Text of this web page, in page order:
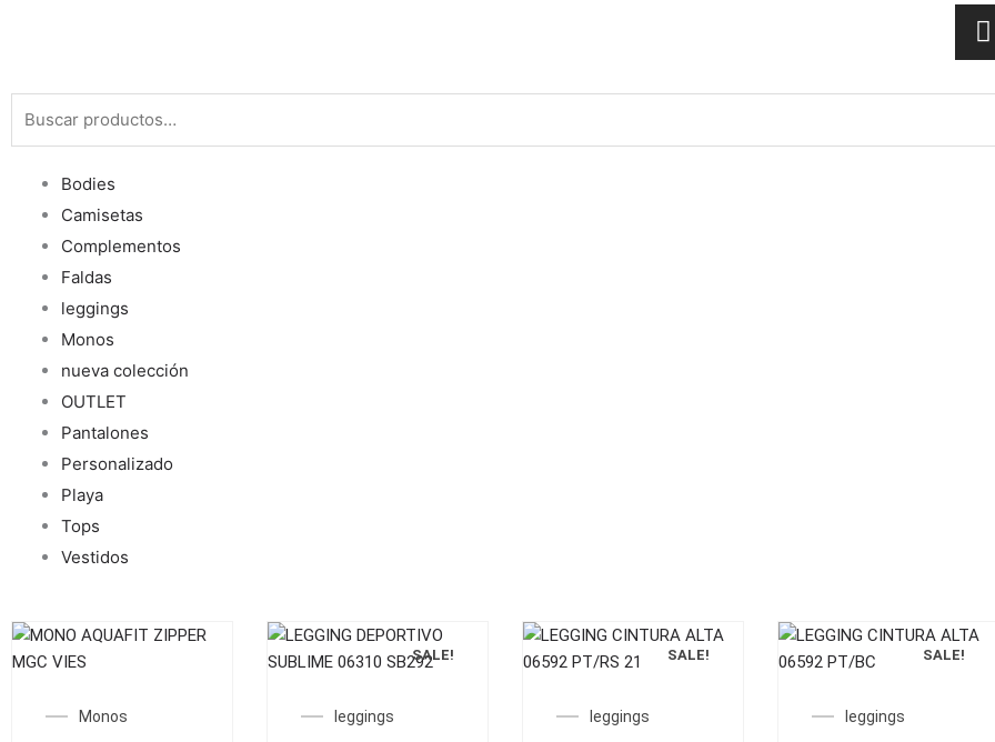
por:
Bodies
Camisetas
Complementos
Faldas
leggings
Monos
nueva colección
OUTLET
Pantalones
Personalizado
Playa
Tops
Vestidos
Monos
SALE!
Este
tiene
leggings
El
SALE!
tiene
leggings
El
SALE!
tiene
leggings
El